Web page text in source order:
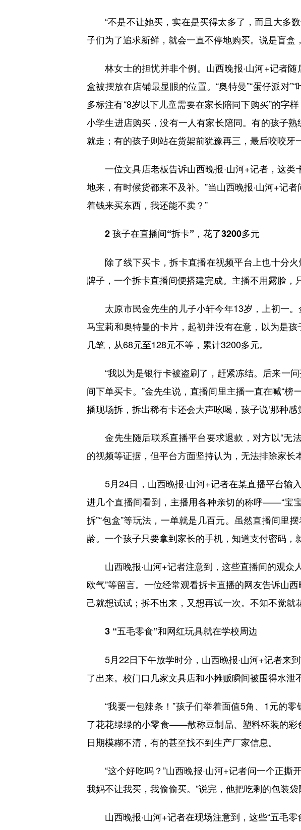
“不是不让她买，实在是买得太多了，而且大多数
子们为了追求新鲜，就会一直不停地购买。说是盲盒
林女士的担忧并非个例。山西晚报·山河+记者随
盒被摆放在店铺最显眼的位置。“奥特曼”“蛋仔派对
多标注有“8岁以下儿童需要在家长陪同下购买”的字
小学生进店购买，没有一人有家长陪同。有的孩子
就走；有的孩子则站在货架前犹豫再三，最后咬咬牙
一位文具店老板告诉山西晚报·山河+记者，这类
地来，有时候货都来不及补。”当山西晚报·山河+记
着钱来买东西，我还能不卖？”
2 孩子在直播间“拆卡”，花了3200多元
除了线下买卡，拆卡直播在视频平台上也十分火
牌子，一个拆卡直播间便搭建完成。主播不用露脸，
太原市民金先生的儿子小轩今年13岁，上初一。
马宝莉和奥特曼的卡片，起初并没有在意，以为是
几笔，从68元至128元不等，累计3200多元。
“我以为是银行卡被盗刷了，赶紧冻结。后来一问
间下单买卡。”金先生说，直播间里主播一直在喊“榜
播现场拆，拆出稀有卡还会大声吆喝，孩子说‘那种感
金先生随后联系直播平台要求退款，对方以“无
的视频等证据，但平台方面坚持认为，无法排除家长
5月24日，山西晚报·山河+记者在某直播平台输入
进几个直播间看到，主播用各种亲切的称呼——“宝
拆”“包盒”等玩法，一单就是几百元。虽然直播间里
龄。一个孩子只要拿到家长的手机，知道支付密码，
山西晚报·山河+记者注意到，这些直播间的观众
欧气”等留言。一位经常观看拆卡直播的网友告诉山
己就想试试；拆不出来，又想再试一次。不知不觉就
3 “五毛零食”和网红玩具就在学校周边
5月22日下午放学时分，山西晚报·山河+记者来
了出来。校门口几家文具店和小摊贩瞬间被围得水泄
“我要一包辣条！”孩子们举着面值5角、1元的零
了花花绿绿的小零食——散称豆制品、塑料杯装的彩
日期模糊不清，有的甚至找不到生产厂家信息。
“这个好吃吗？”山西晚报·山河+记者问一个正撕
我妈不让我买，我偷偷买。”说完，他把吃剩的包装袋
山西晚报·山河+记者在现场注意到，这些“五毛